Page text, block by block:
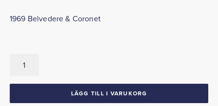
1969 Belvedere & Coronet
LÄGG TILL I VARUKORG